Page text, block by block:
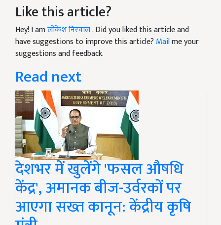
Like this article?
Hey! I amलोकेश निरवाल. Did you liked this article and
have suggestions to improve this article? Mailme your
suggestions and feedback.
Read next
देशभर में खुलेंगे 'फसल औषधि
केंद्र', अमानक बीज-उर्वरकों पर
आएगा सख्त कानून: केंद्रीय कृषि